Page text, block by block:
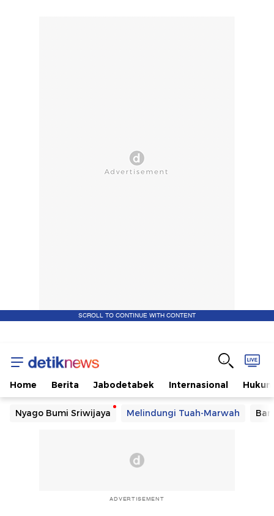
SCROLL TO CONTINUE WITH CONTENT
Home Berita Jabodetabek Internasional Hukum
Nyago Bumi Sriwijaya Melindungi Tuah-Marwah
ADVERTISEMENT